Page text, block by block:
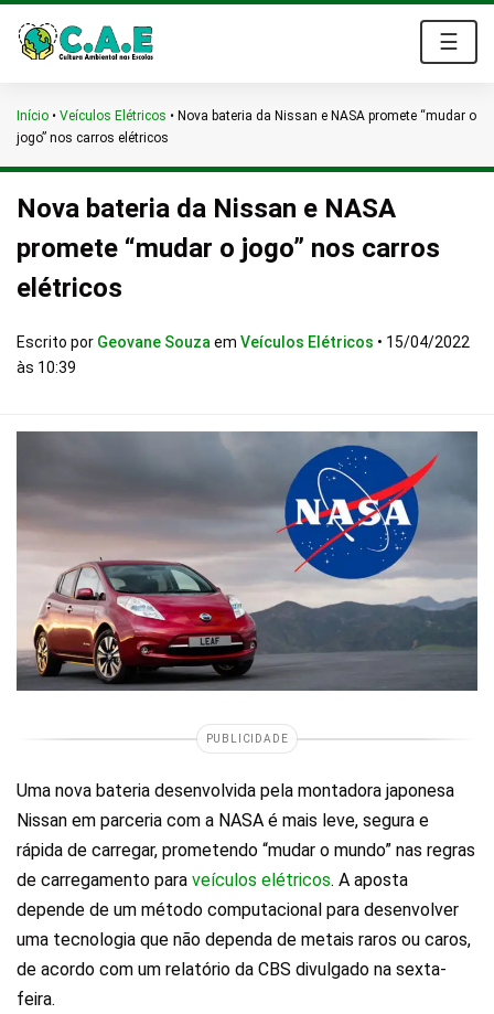
☰
Início • Veículos Elétricos • Nova bateria da Nissan e NASA promete “mudar o
jogo” nos carros elétricos
Nova bateria da Nissan e NASA
promete “mudar o jogo” nos carros
elétricos
Escrito por Geovane Souza em Veículos Elétricos • 15/04/2022
às 10:39
PUBLICIDADE
Uma nova bateria desenvolvida pela montadora japonesa
Nissan em parceria com a NASA é mais leve, segura e
rápida de carregar, prometendo “mudar o mundo” nas regras
de carregamento para veículos elétricos. A aposta
depende de um método computacional para desenvolver
uma tecnologia que não dependa de metais raros ou caros,
de acordo com um relatório da CBS divulgado na sexta-
feira.